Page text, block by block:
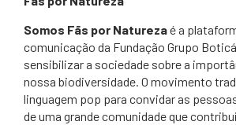
Somos Fãs por Naturezaé a
comunicação da Fundação Grupo
sensibilizar a sociedade sobre a
nossa biodiversidade. O movimento
linguagem pop para convidar as
de uma grande comunidade que